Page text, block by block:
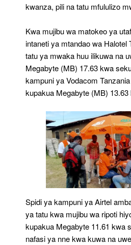
kwanza, pili na tatu mfululizo
Kwa mujibu wa matokeo ya
intaneti ya mtandao wa Halotel
tatu ya mwaka huu ilikuwa na
Megabyte (MB) 17.63 kwa
kampuni ya Vodacom
kupakua Megabyte (MB)
Spidi ya kampuni ya Airtel
ya tatu kwa mujibu wa ripoti
kupakua Megabyte 11.61 kwa
nafasi ya nne kwa kuwa na